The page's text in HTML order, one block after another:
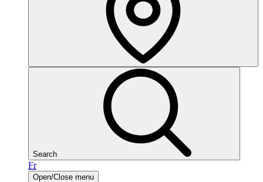
Search
Fr
Open/Close menu